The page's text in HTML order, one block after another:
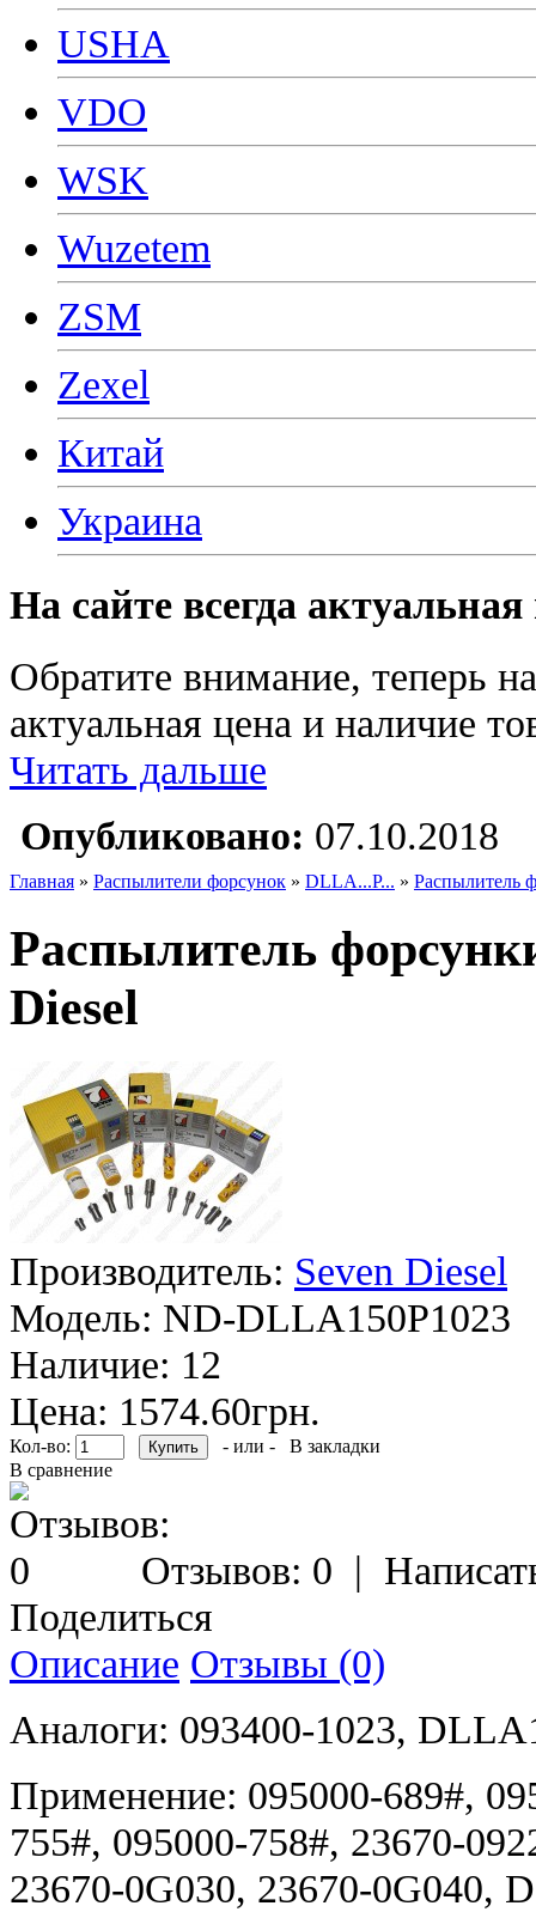
USHA
VDO
WSK
Wuzetem
ZSM
Zexel
Китай
Украина
На сайте всегда
Обратите внимание, теперь
актуальная цена и наличие
Читать дальше
Опубликовано: 07.10.2018
Главная » Распылители форсунок » DLLA...P... » Распылитель
Распылитель
Diesel
Производитель: Seven Diesel
Модель: ND-DLLA150P1023
Наличие: 12
Цена: 1574.60грн.
Кол-во: - или -
В закладки
В сравнение
Отзывов: 0 |
Поделиться
Описание Отзывы (0)
Аналоги: 093400-1023,
Применение: 095000-689#,
755#, 095000-758#, 23670-
23670-0G030, 23670-0G040,